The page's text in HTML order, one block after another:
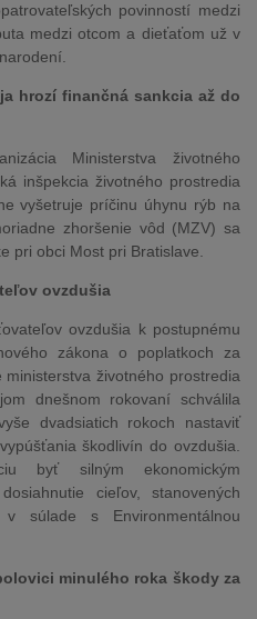
povinností medzi
medzi otcom a dieťaťom už v
hrozí finančná sankcia až do
Ministerstva životného
inšpekcia životného prostredia
vyšetruje príčinu úhynu rýb na
zhoršenie vôd (MZV) sa
pri obci Most pri Bratislave.
ovzdušia
ovzdušia k postupnému
zákona o poplatkoch za
životného prostredia
dnešnom rokovaní schválila
dvadsiatich rokoch nastaviť
škodlivín do ovzdušia.
byť silným ekonomickým
cieľov, stanovených
súlade s Environmentálnou
minulého roka škody za